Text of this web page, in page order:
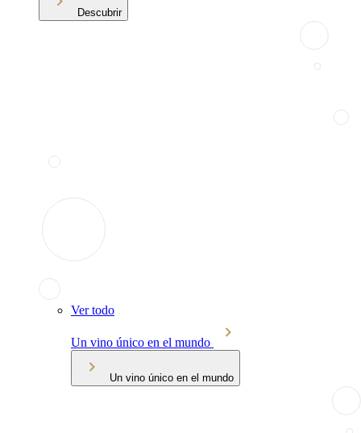
Descubrir
Ver todo
Un vino único en el mundo
Un vino único en el mundo